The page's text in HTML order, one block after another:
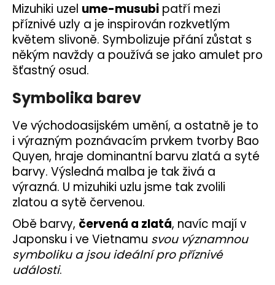
Mizuhiki uzel ume-musubi patří mezi
příznivé uzly a je inspirován rozkvetlým
květem slivoně. Symbolizuje přání zůstat s
někým navždy a používá se jako amulet pro
šťastný osud.
Symbolika barev
Ve východoasijském umění, a ostatně je to
i výrazným poznávacím prvkem tvorby Bao
Quyen, hraje dominantní barvu zlatá a syté
barvy. Výsledná malba je tak živá a
výrazná. U mizuhiki uzlu jsme tak zvolili
zlatou a sytě červenou.
Obě barvy, červená a zlatá, navíc mají v
Japonsku i ve Vietnamu svou významnou
symboliku a jsou ideální pro příznivé
události.